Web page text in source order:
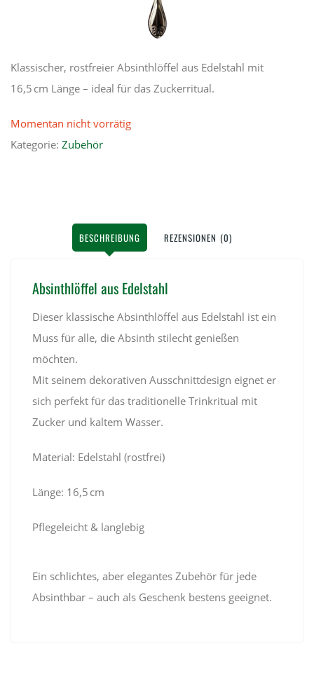
Klassischer, rostfreier Absinthlöffel aus Edelstahl mit
16,5 cm Länge – ideal für das Zuckerritual.
Momentan nicht vorrätig
Kategorie: Zubehör
BESCHREIBUNG REZENSIONEN (0)
Absinthlöffel aus Edelstahl
Dieser klassische Absinthlöffel aus Edelstahl ist ein
Muss für alle, die Absinth stilecht genießen
möchten.
Mit seinem dekorativen Ausschnittdesign eignet er
sich perfekt für das traditionelle Trinkritual mit
Zucker und kaltem Wasser.
Material: Edelstahl (rostfrei)
Länge: 16,5 cm
Pflegeleicht & langlebig
Ein schlichtes, aber elegantes Zubehör für jede
Absinthbar – auch als Geschenk bestens geeignet.